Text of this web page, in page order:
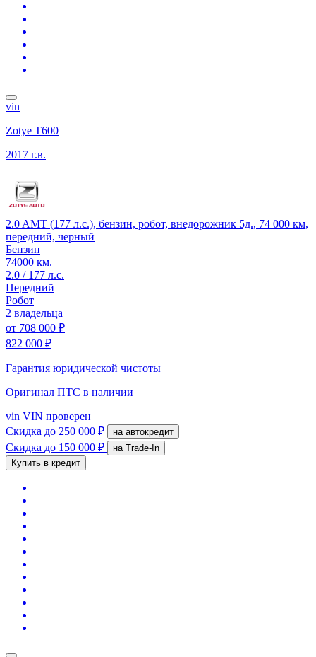
vin
Zotye T600
2017 г.в.
2.0 AMT (177 л.с.), бензин, робот, внедорожник 5д., 74 000 км,
передний, черный
Бензин
74000 км.
2.0 / 177 л.с.
Передний
Робот
2 владельца
от 708 000 ₽
822 000 ₽
Гарантия юридической чистоты
Оригинал ПТС в наличии
vin VIN проверен
Скидка до 250 000 ₽ на автокредит
Скидка до 150 000 ₽
на Trade-In
Купить в кредит